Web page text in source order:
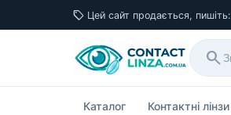
sell Цей сайт продається, пишіть:
search
Каталог Контактні лінзи